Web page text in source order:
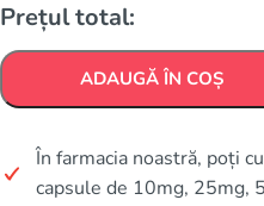
Prețul total:
ADAUGĂ ÎN COȘ
În farmacia noastră, poți
capsule de 10mg, 25mg,